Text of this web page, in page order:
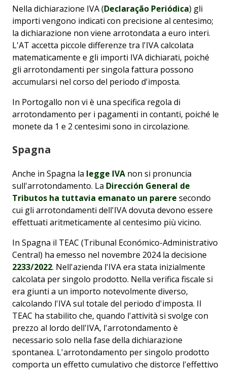
Nella dichiarazione IVA (Declaração Periódica) gli
importi vengono indicati con precisione al centesimo;
la dichiarazione non viene arrotondata a euro interi.
L'AT accetta piccole differenze tra l'IVA calcolata
matematicamente e gli importi IVA dichiarati, poiché
gli arrotondamenti per singola fattura possono
accumularsi nel corso del periodo d'imposta.
In Portogallo non vi è una specifica regola di
arrotondamento per i pagamenti in contanti, poiché le
monete da 1 e 2 centesimi sono in circolazione.
Spagna
Anche in Spagna la legge IVA non si pronuncia
sull'arrotondamento. La Dirección General de
Tributos ha tuttavia emanato un parere secondo
cui gli arrotondamenti dell'IVA dovuta devono essere
effettuati aritmeticamente al centesimo più vicino.
In Spagna il TEAC (Tribunal Económico-Administrativo
Central) ha emesso nel novembre 2024 la decisione
2233/2022. Nell'azienda l'IVA era stata inizialmente
calcolata per singolo prodotto. Nella verifica fiscale si
era giunti a un importo notevolmente diverso,
calcolando l'IVA sul totale del periodo d'imposta. Il
TEAC ha stabilito che, quando l'attività si svolge con
prezzo al lordo dell'IVA, l'arrotondamento è
necessario solo nella fase della dichiarazione
spontanea. L'arrotondamento per singolo prodotto
comporta un effetto cumulativo che distorce l'effettivo